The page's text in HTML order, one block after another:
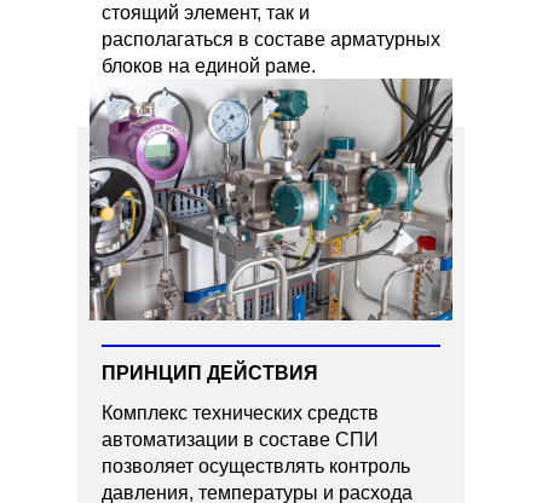
ПРИНЦИП ДЕЙСТВИЯ
Комплекс технических средств
автоматизации в составе СПИ
позволяет осуществлять контроль
давления, температуры и расхода
стоящий элемент, так и
располагаться в составе арматурных
блоков на единой раме.